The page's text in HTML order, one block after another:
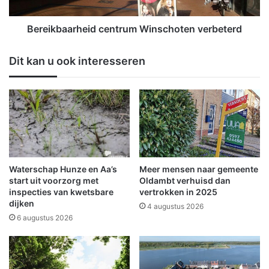
t
O
p
e
n
D
a
g
o
p
z
a
t
r
d
a
a
a
i
d
c
e
n
t
r
u
m
W
i
n
s
h
o
Bereikbaarheid centrum Winschoten verbeterd
Dit kan u ook interesseren
Waterschap Hunze en Aa’s
start uit voorzorg met
inspecties van kwetsbare
dijken
6 augustus 2026
Meer mensen naar gemeente
Oldambt verhuisd dan
vertrokken in 2025
4 augustus 2026